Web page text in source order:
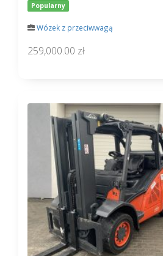
Popularny
Wózek z przeciwwagą
259,000.00 zł